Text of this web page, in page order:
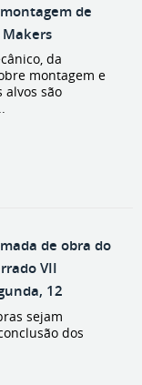
de
da
montagem e
alvos são
de obra do
VII
12
sejam
dos